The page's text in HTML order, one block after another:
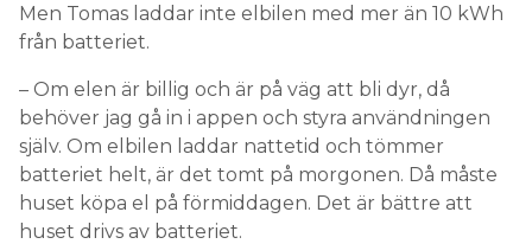
Men Tomas laddar inte elbilen med mer än 10 kWh
från batteriet.
– Om elen är billig och är på väg att bli dyr, då
behöver jag gå in i appen och styra användningen
själv. Om elbilen laddar nattetid och tömmer
batteriet helt, är det tomt på morgonen. Då måste
huset köpa el på förmiddagen. Det är bättre att
huset drivs av batteriet.